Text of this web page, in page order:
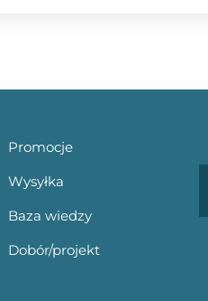
Promocje
Wysyłka
Baza wiedzy
Dobór/projekt